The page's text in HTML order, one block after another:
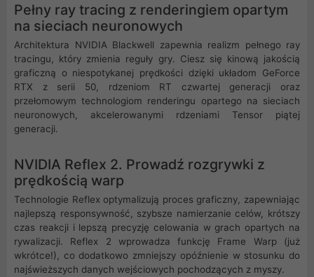
Pełny ray tracing z renderingiem opartym
na sieciach neuronowych
Architektura NVIDIA Blackwell zapewnia realizm pełnego ray
tracingu, który zmienia reguły gry. Ciesz się kinową jakością
graficzną o niespotykanej prędkości dzięki układom GeForce
RTX z serii 50, rdzeniom RT czwartej generacji oraz
przełomowym technologiom renderingu opartego na sieciach
neuronowych, akcelerowanymi rdzeniami Tensor piątej
generacji.
NVIDIA Reflex 2. Prowadź rozgrywki z
prędkością warp
Technologie Reflex optymalizują proces graficzny, zapewniając
najlepszą responsywność, szybsze namierzanie celów, krótszy
czas reakcji i lepszą precyzję celowania w grach opartych na
rywalizacji. Reflex 2 wprowadza funkcję Frame Warp (już
wkrótce!), co dodatkowo zmniejszy opóźnienie w stosunku do
najświeższych danych wejściowych pochodzących z myszy.